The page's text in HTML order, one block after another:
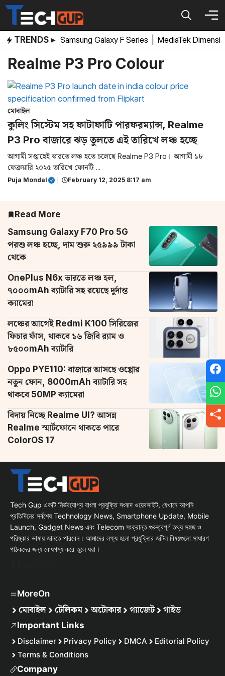
Skip
content
TRENDS ▸ Samsung Galaxy F Series MediaTek
Realme P3 Pro Colour
মোবাইল
কুলিং সিস্টেম সহ ফাটাফাটি পারফরম্যান্স, Realme
P3 Pro বাজারে ঝড় তুলতে এই তারিখে লঞ্চ হচ্ছে
আগামী সপ্তাহেই ভারতে লঞ্চ হতে চলেছে Realme P3 Pro। আগামী ১৮
ফেব্রুয়ারি ২০২৫ তারিখে ফোনটি ...
Puja Mondal February 12, 2025 8:17 am
Read More
Samsung Galaxy F70 Pro 5G
পরশু লঞ্চ হচ্ছে, দাম শুরু ২৫৯৯৯ টাকা
থেকে
OnePlus N6x ভারতে লঞ্চ হল,
৭০০০mAh ব্যাটারি সহ রয়েছে দুর্দান্ত
ক্যামেরা
লঞ্চের আগেই Redmi K100 সিরিজের
ফিচার ফাঁস, থাকবে ১৬ জিবি র‌্যাম ও
৮৫০০mAh ব্যাটারি
Oppo PYE110: বাজারে আসছে ওপ্পোর
নতুন ফোন, 8000mAh ব্যাটারি সহ
থাকবে 50MP ক্যামেরা
বিদায় নিচ্ছে Realme UI? আসন্ন
Realme স্মার্টফোনে থাকতে পারে
ColorOS 17
Tech Gup একটি নির্ভরযোগ্য বাংলা প্রযুক্তি সংবাদ ওয়েবসাইট, যেখানে আপনি
প্রতিদিনের সর্বশেষ Technology News, Smartphone Update, Mobile
Launch, Gadget News এবং Telecom সংক্রান্ত গুরুত্বপূর্ণ তথ্য সহজ ও
পরিষ্কার ভাষায় জানতে পারবেন। আমাদের লক্ষ্য হলো প্রযুক্তির জটিল বিষয়গুলো সাধারণ
পাঠকদের জন্য বোধগম্য করে তুলে ধরা।
MoreOn
মোবাইল টেলিকম অটোকার গ্যাজেট গাইড
Important Links
Disclaimer Privacy Policy DMCA
Editorial Policy
Terms & Conditions
Company